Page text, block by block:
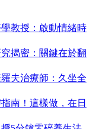
教授：啟動情緒時
揭密：關鍵在於翻
夫治療師：久坐全
南！這樣做，在日